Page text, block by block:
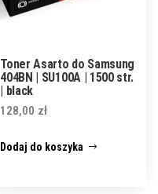
Toner Asarto do Samsung
404BN | SU100A | 1500 str.
| black
128,00 zł
Dodaj do koszyka